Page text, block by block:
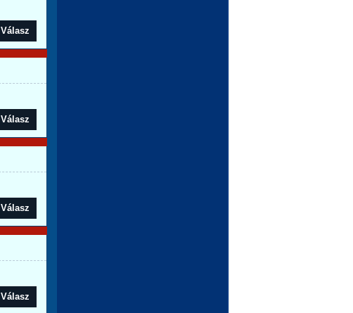
Válasz
Válasz
Válasz
Válasz